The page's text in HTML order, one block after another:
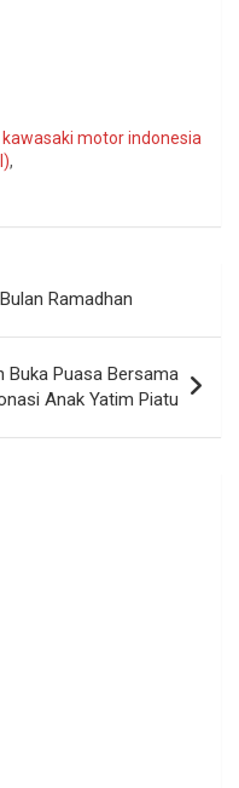
kawasaki motor indonesia
,
Ramadhan
Buka Puasa Bersama
Anak Yatim Piatu